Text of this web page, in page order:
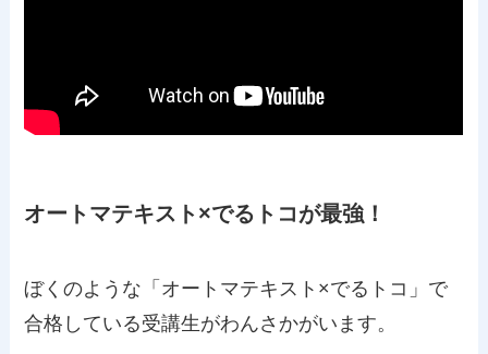
オートマテキスト×でるトコが最強！
ぼくのような「オートマテキスト×でるトコ」で
合格している受講生がわんさかがいます。